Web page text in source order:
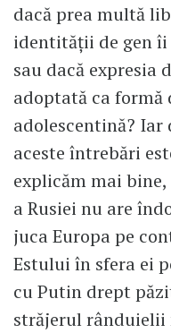
dacă prea multă
identității de gen
sau dacă expresia
adoptată ca formă
adolescentină? Iar
aceste întrebări
explicăm mai
a Rusiei nu are
juca Europa pe
Estului în sfera ei
cu Putin drept
străjerul